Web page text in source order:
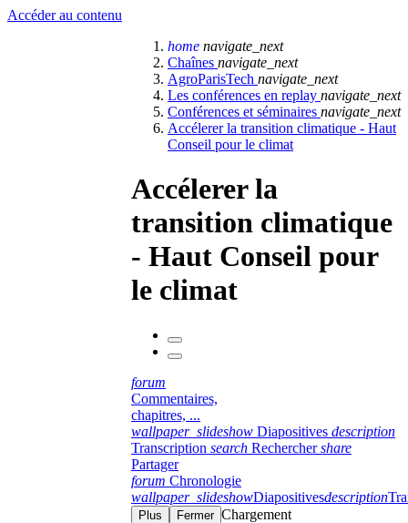
Accéder au contenu
home navigate_next
Chaînes navigate_next
AgroParisTech navigate_next
Les conférences en replay navigate_next
Conférences et séminaires navigate_next
Accélerer la transition climatique - Haut
Conseil pour le climat
Accélerer la
transition climatique
- Haut Conseil pour
le climat
forum
Commentaires,
chapitres, ...
wallpaper_slideshow Diapositives description
Transcription search Rechercher share
Partager
forum Chronologie
wallpaper_slideshowDiapositivesdescription
Plus Fermer Chargement